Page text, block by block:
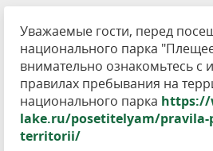
Уважаемые гости, перед
национального парка
внимательно ознакомьтесь с
правилах пребывания на
национального парка https://
lake.ru/posetitelyam/pravila-
territorii/